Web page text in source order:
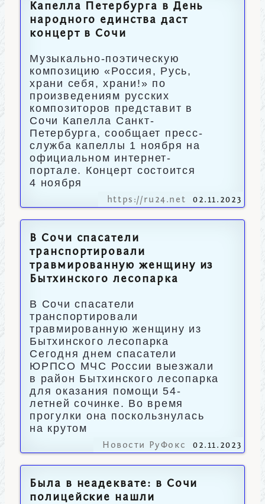
Капелла Петербурга в День
народного единства даст
концерт в Сочи
Музыкально-поэтическую
композицию «Россия, Русь,
храни себя, храни!» по
произведениям русских
композиторов представит в
Сочи Капелла Санкт-
Петербурга, сообщает пресс-
служба капеллы 1 ноября на
официальном интернет-
портале. Концерт состоится
4 ноября
https://ru24.net 02.11.2023
В Сочи спасатели
транспортировали
травмированную женщину из
Бытхинского лесопарка
В Сочи спасатели
транспортировали
травмированную женщину из
Бытхинского лесопарка
Сегодня днем спасатели
ЮРПСО МЧС России выезжали
в район Бытхинского лесопарка
для оказания помощи 54-
летней сочинке. Во время
прогулки она поскользнулась
на крутом
Новости РуФокс 02.11.2023
Была в неадеквате: в Сочи
полицейские нашли